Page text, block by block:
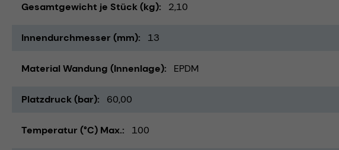
Gesamtgewicht je Stück (kg) 2,10
Innendurchmesser (mm) 13
Material Wandung (Innenlage) EPDM
Platzdruck (bar) 60,00
Temperatur (°C) Max. 100